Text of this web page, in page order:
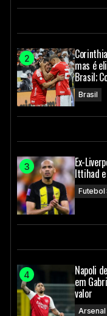
mas é
Brasil;
Brasil
Ex-
Ittihad
Futebol
Napoli
em
valor
Arsenal